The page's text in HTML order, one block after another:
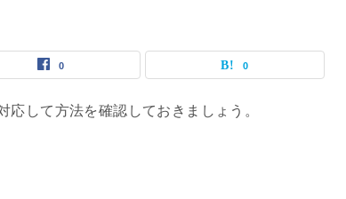
0 0
して方法を確認しておきましょう。